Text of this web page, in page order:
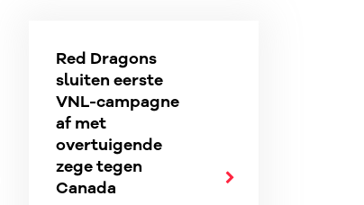
Red Dragons
sluiten eerste
VNL-campagne
af met
overtuigende
zege tegen
Canada